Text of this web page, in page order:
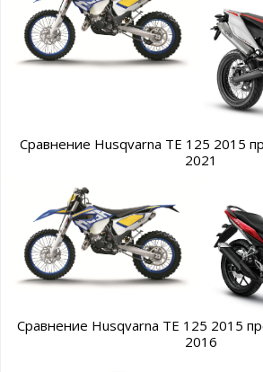
Сравнение Husqvarna TE 125 2015
2021
Сравнение Husqvarna TE 125 2015
2016